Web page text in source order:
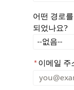
어떤 경로
되었나요?
어떤 경로
*이메일 주